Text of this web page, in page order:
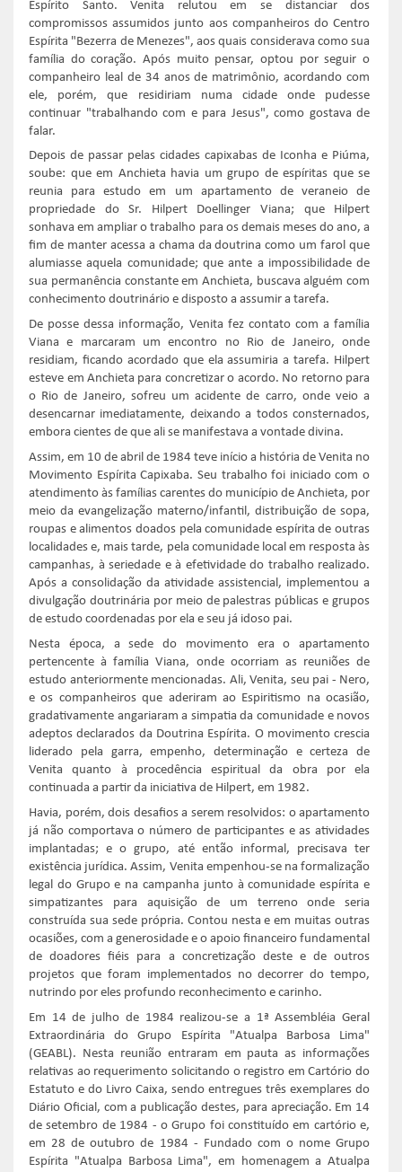
Espírito Santo. Venita relutou em se distanciar dos
compromissos assumidos junto aos companheiros do Centro
Espírita "Bezerra de Menezes", aos quais considerava como sua
família do coração. Após muito pensar, optou por seguir o
companheiro leal de 34 anos de matrimônio, acordando com
ele, porém, que residiriam numa cidade onde pudesse
continuar "trabalhando com e para Jesus", como gostava de
falar.
Depois de passar pelas cidades capixabas de Iconha e Piúma,
soube: que em Anchieta havia um grupo de espíritas que se
reunia para estudo em um apartamento de veraneio de
propriedade do Sr. Hilpert Doellinger Viana; que Hilpert
sonhava em ampliar o trabalho para os demais meses do ano, a
fim de manter acessa a chama da doutrina como um farol que
alumiasse aquela comunidade; que ante a impossibilidade de
sua permanência constante em Anchieta, buscava alguém com
conhecimento doutrinário e disposto a assumir a tarefa.
De posse dessa informação, Venita fez contato com a família
Viana e marcaram um encontro no Rio de Janeiro, onde
residiam, ficando acordado que ela assumiria a tarefa. Hilpert
esteve em Anchieta para concretizar o acordo. No retorno para
o Rio de Janeiro, sofreu um acidente de carro, onde veio a
desencarnar imediatamente, deixando a todos consternados,
embora cientes de que ali se manifestava a vontade divina.
Assim, em 10 de abril de 1984 teve início a história de Venita no
Movimento Espírita Capixaba. Seu trabalho foi iniciado com o
atendimento às famílias carentes do município de Anchieta, por
meio da evangelização materno/infantil, distribuição de sopa,
roupas e alimentos doados pela comunidade espírita de outras
localidades e, mais tarde, pela comunidade local em resposta às
campanhas, à seriedade e à efetividade do trabalho realizado.
Após a consolidação da atividade assistencial, implementou a
divulgação doutrinária por meio de palestras públicas e grupos
de estudo coordenadas por ela e seu já idoso pai.
Nesta época, a sede do movimento era o apartamento
pertencente à família Viana, onde ocorriam as reuniões de
estudo anteriormente mencionadas. Ali, Venita, seu pai - Nero,
e os companheiros que aderiram ao Espiritismo na ocasião,
gradativamente angariaram a simpatia da comunidade e novos
adeptos declarados da Doutrina Espírita. O movimento crescia
liderado pela garra, empenho, determinação e certeza de
Venita quanto à procedência espiritual da obra por ela
continuada a partir da iniciativa de Hilpert, em 1982.
Havia, porém, dois desafios a serem resolvidos: o apartamento
já não comportava o número de participantes e as atividades
implantadas; e o grupo, até então informal, precisava ter
existência jurídica. Assim, Venita empenhou-se na formalização
legal do Grupo e na campanha junto à comunidade espírita e
simpatizantes para aquisição de um terreno onde seria
construída sua sede própria. Contou nesta e em muitas outras
ocasiões, com a generosidade e o apoio financeiro fundamental
de doadores fiéis para a concretização deste e de outros
projetos que foram implementados no decorrer do tempo,
nutrindo por eles profundo reconhecimento e carinho.
Em 14 de julho de 1984 realizou-se a 1ª Assembléia Geral
Extraordinária do Grupo Espírita "Atualpa Barbosa Lima"
(GEABL). Nesta reunião entraram em pauta as informações
relativas ao requerimento solicitando o registro em Cartório do
Estatuto e do Livro Caixa, sendo entregues três exemplares do
Diário Oficial, com a publicação destes, para apreciação. Em 14
de setembro de 1984 - o Grupo foi constituído em cartório e,
em 28 de outubro de 1984 - Fundado com o nome Grupo
Espírita "Atualpa Barbosa Lima", em homenagem a Atualpa